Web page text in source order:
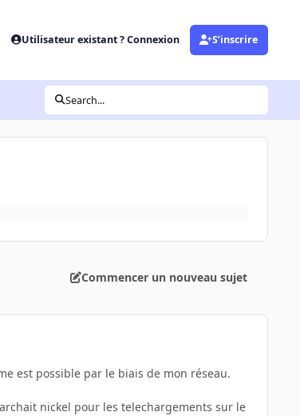
Utilisateur existant ? Connexion S’inscrire
Search...
Commencer un nouveau sujet
est possible par le biais de mon réseau.
nickel pour les telechargements sur le